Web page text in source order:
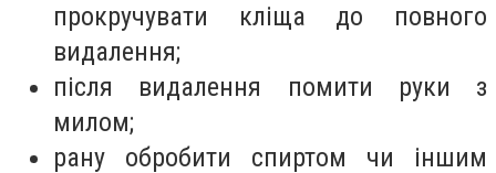
прокручувати кліща до повного
видалення;
після видалення помити руки з
милом;
рану обробити спиртом чи іншим